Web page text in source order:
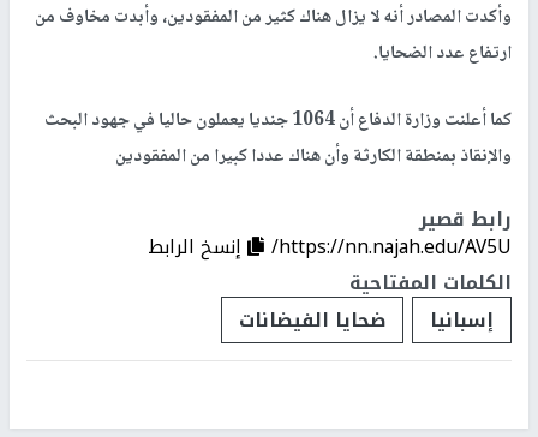
وأكدت المصادر أنه لا يزال هناك كثير من المفقودين، وأبدت مخاوف من
ارتفاع عدد الضحايا.
كما أعلنت وزارة الدفاع أن 1064 جنديا يعملون حاليا في جهود البحث
والإنقاذ بمنطقة الكارثة وأن هناك عددا كبيرا من المفقودين
رابط قصير
https://nn.najah.edu/AV5U/
إنسخ الرابط
الكلمات المفتاحية
إسبانيا
ضحايا الفيضانات